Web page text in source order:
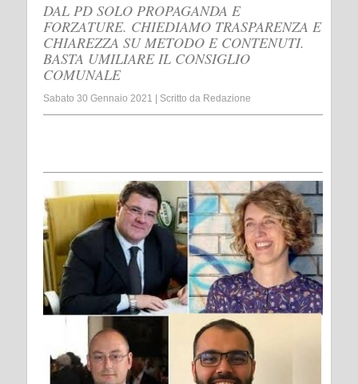
DAL PD SOLO PROPAGANDA E
FORZATURE. CHIEDIAMO TRASPARENZA E
CHIAREZZA SU METODO E CONTENUTI.
BASTA UMILIARE IL CONSIGLIO
COMUNALE
Sabato 30 Gennaio 2021 Scritto da Redazione